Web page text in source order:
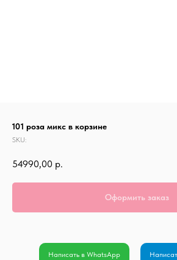
101 роза микс в корзине
SKU:
54990,00 р.
Оформить заказ
Написать в WhatsApp